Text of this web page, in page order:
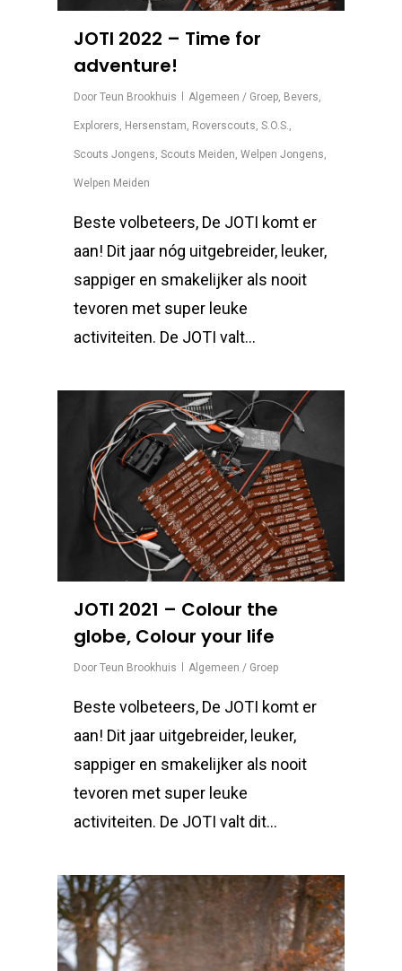
JOTI 2022 – Time for
adventure!
Door Teun Brookhuis Algemeen / Groep Bevers
Explorers Hersenstam Roverscouts S.O.S.
Scouts Jongens Scouts Meiden Welpen Jongens
Welpen Meiden
Beste volbeteers, De JOTI komt er
aan! Dit jaar nóg uitgebreider, leuker,
sappiger en smakelijker als nooit
tevoren met super leuke
activiteiten. De JOTI valt...
JOTI 2021 – Colour the
globe, Colour your life
Door Teun Brookhuis Algemeen / Groep
Beste volbeteers, De JOTI komt er
aan! Dit jaar uitgebreider, leuker,
sappiger en smakelijker als nooit
tevoren met super leuke
activiteiten. De JOTI valt dit...